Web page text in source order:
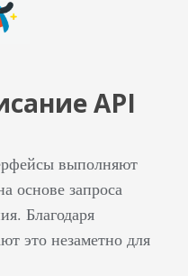
API
выполняют
основе запроса
Благодаря
это незаметно для